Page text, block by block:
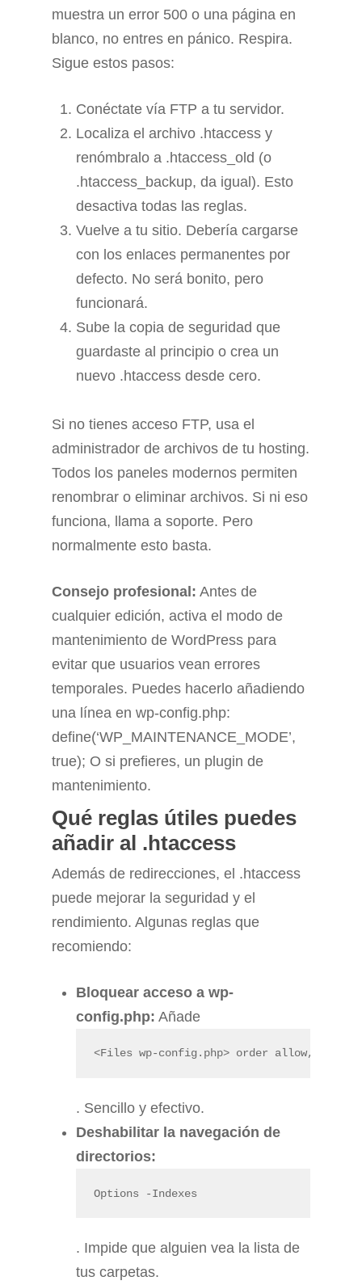
muestra un error 500 o una página en
blanco, no entres en pánico. Respira.
Sigue estos pasos:
Conéctate vía FTP a tu servidor.
Localiza el archivo .htaccess y
renómbralo a .htaccess_old (o
.htaccess_backup, da igual). Esto
desactiva todas las reglas.
Vuelve a tu sitio. Debería cargarse
con los enlaces permanentes por
defecto. No será bonito, pero
funcionará.
Sube la copia de seguridad que
guardaste al principio o crea un
nuevo .htaccess desde cero.
Si no tienes acceso FTP, usa el
administrador de archivos de tu hosting.
Todos los paneles modernos permiten
renombrar o eliminar archivos. Si ni eso
funciona, llama a soporte. Pero
normalmente esto basta.
Consejo profesional: Antes de
cualquier edición, activa el modo de
mantenimiento de WordPress para
evitar que usuarios vean errores
temporales. Puedes hacerlo añadiendo
una línea en wp-config.php:
define(‘WP_MAINTENANCE_MODE’,
true); O si prefieres, un plugin de
mantenimiento.
Qué reglas útiles puedes
añadir al .htaccess
Además de redirecciones, el .htaccess
puede mejorar la seguridad y el
rendimiento. Algunas reglas que
recomiendo:
Bloquear acceso a wp-
config.php: Añade
<Files wp-config.php> order allow,deny;
. Sencillo y efectivo.
Deshabilitar la navegación de
directorios:
Options -Indexes
. Impide que alguien vea la lista de
tus carpetas.